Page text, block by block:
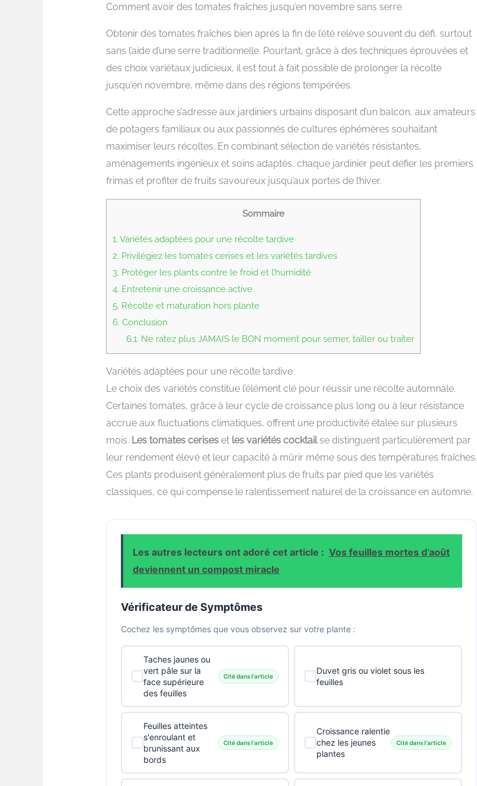
Comment avoir des tomates fraîches jusqu’en novembre sans serre
Obtenir des tomates fraîches bien après la fin de l’été relève souvent du défi, surtout
sans l’aide d’une serre traditionnelle. Pourtant, grâce à des techniques éprouvées et
des choix variétaux judicieux, il est tout à fait possible de prolonger la récolte
jusqu’en novembre, même dans des régions tempérées.
Cette approche s’adresse aux jardiniers urbains disposant d’un balcon, aux amateurs
de potagers familiaux ou aux passionnés de cultures éphémères souhaitant
maximiser leurs récoltes. En combinant sélection de variétés résistantes,
aménagements ingénieux et soins adaptés, chaque jardinier peut défier les premiers
frimas et profiter de fruits savoureux jusqu’aux portes de l’hiver.
Sommaire
1. Variétés adaptées pour une récolte tardive
2. Privilégiez les tomates cerises et les variétés tardives
3. Protéger les plants contre le froid et l’humidité
4. Entretenir une croissance active
5. Récolte et maturation hors plante
6. Conclusion
6.1. Ne ratez plus JAMAIS le BON moment pour semer, tailler ou traiter
Variétés adaptées pour une récolte tardive
Le choix des variétés constitue l’élément clé pour réussir une récolte automnale.
Certaines tomates, grâce à leur cycle de croissance plus long ou à leur résistance
accrue aux fluctuations climatiques, offrent une productivité étalée sur plusieurs
mois. Les tomates ceriseset les variétés cocktailse distinguent particulièrement par
leur rendement élevé et leur capacité à mûrir même sous des températures fraîches.
Ces plants produisent généralement plus de fruits par pied que les variétés
classiques, ce qui compense le ralentissement naturel de la croissance en automne.
Les autres lecteurs ont adoré cet article : Vos feuilles mortes d’août
deviennent un compost miracle
Vérificateur de Symptômes
Cochez les symptômes que vous observez sur votre plante :
Taches jaunes ou
vert pâle sur la
face supérieure
des feuilles
Cité dans l'article
Duvet gris ou violet sous les
feuilles
Feuilles atteintes
s'enroulant et
brunissant aux
bords
Cité dans l'article
Croissance ralentie
chez les jeunes
plantes
Cité dans l'article